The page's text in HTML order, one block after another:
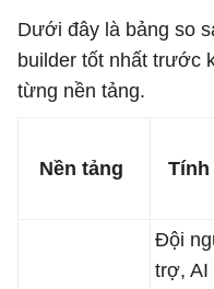
Dưới đây là bảng so
builder tốt nhất trước
từng nền tảng.
Nền tảng Tính
Đội
trợ, AI